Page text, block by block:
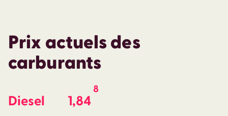
Prix actuels des
carburants
Diesel 1,84
8